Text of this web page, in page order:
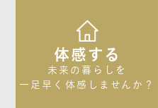
体感する
未来の暮らしを
一足早く体感しませんか？